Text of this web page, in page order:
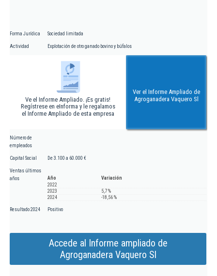
Forma Jurídica Sociedad limitada
Actividad Explotación de otro ganado bovino y búfalos
Ve el Informe Ampliado. ¡Es gratis!
Regístrese en eInforma y le regalamos
el Informe Ampliado de esta empresa
Ver el Informe Ampliado de
Agroganadera Vaquero Sl
Número de
empleados
Capital Social De 3.100 a 60.000 €
Ventas últimos
años
Año
Variación
2022
2023
5,7 %
2024
-18,56 %
Resultado 2024 Positivo
Accede al Informe ampliado de
Agroganadera Vaquero Sl